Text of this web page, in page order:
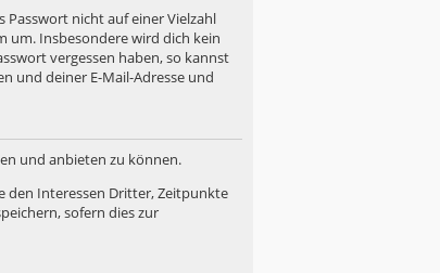
Passwort nicht auf einer Vielzahl
um. Insbesondere wird dich kein
vergessen haben, so kannst
und deiner E-Mail-Adresse und
und anbieten zu können.
den Interessen Dritter, Zeitpunkte
sofern dies zur